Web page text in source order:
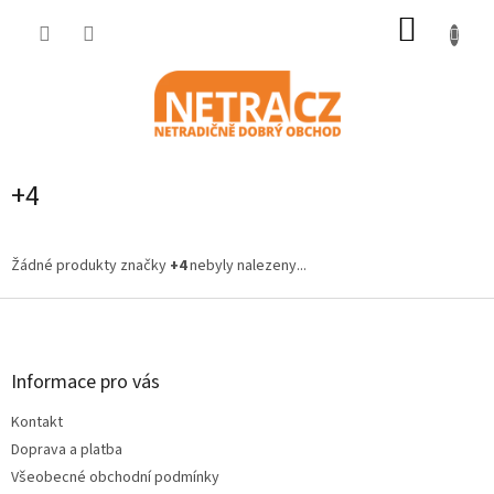
+4
Žádné produkty značky +4nebyly nalezeny...
Z
Informace pro vás
Kontakt
Doprava a platba
Všeobecné obchodní podmínky